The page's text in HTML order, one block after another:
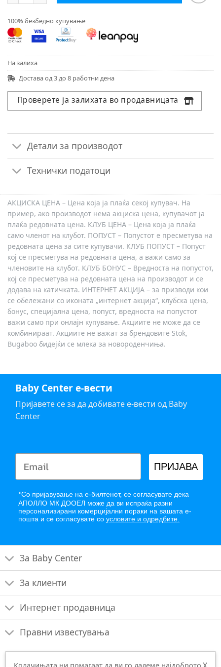
100% безбедно купување
На залиха
Достава од 3 до 8 работни дена
Проверете ја залихата во продавницата
Детали за производот
Технички податоци
АКЦИСКА ЦЕНА – Цена која ја плаќа секој купувач. На
пример, ако производот нема акциска цена, купувачот ја
плаќа редовната цена. КЛУБ ЦЕНА – Цена која ја плаќа
само членот на клубот. ПОПУСТ – Попустот е пресметува на
редовната цена за сите купувачи. КЛУБ ПОПУСТ – Попуст
кој се пресметува на редовната цена, а важи само за
членовите на клубот. КЛУБ БОНУС – Вредноста на попустот,
кој се пресметува на редовната цена на производот и се
додава на катичката. ИНТЕРНЕТ АКЦИЈА – за призводи кои
се обележани со иконата „интернет акција“, клубска цена,
бонус, специјална цена, попуст, вредноста на попустот
важи само при онлајн купување. Акциите не може да се
комбинираат. Акциите не важат за брендовите Stok,
Bugaboo бидејќи се млека за новороденчиња.
Baby Center е-вести
Пријавете се за да добивате е-вести од Baby
Center
ПРИЈАВА
*Со пријавување на е-билтенот, се согласувате дека
АПОЛЛО МК ДООЕЛ може да ви испраќа разни
персонализирани комерцијални пораки на вашата е-
пошта и се согласувате со условите и одредбите.
За Baby Center
За клиенти
Интернет продавница
Правни известувања